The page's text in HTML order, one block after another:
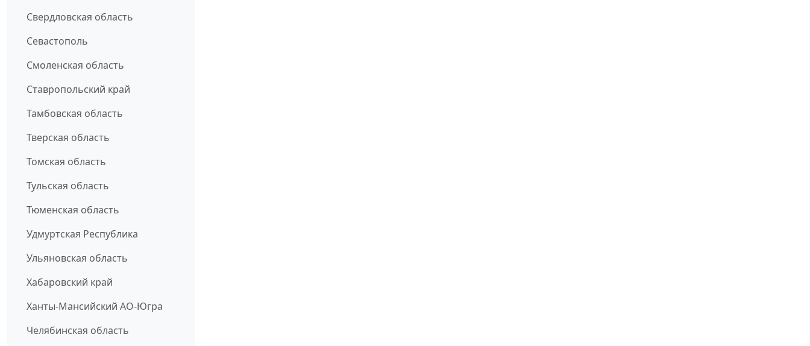
Свердловская область
Севастополь
Смоленская область
Ставропольский край
Тамбовская область
Тверская область
Томская область
Тульская область
Тюменская область
Удмуртская Республика
Ульяновская область
Хабаровский край
Ханты-Мансийский АО-Югра
Челябинская область